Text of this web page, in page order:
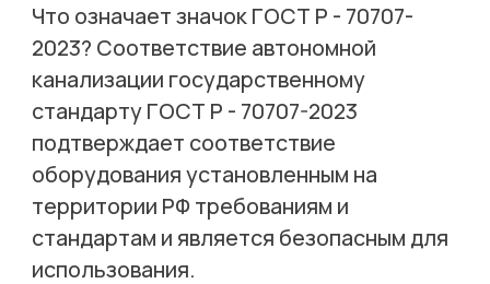
Что означает значок ГОСТ Р - 70707-
2023? Соответствие автономной
канализации государственному
стандарту ГОСТ Р - 70707-2023
подтверждает соответствие
оборудования установленным на
территории РФ требованиям и
стандартам и является безопасным для
использования.